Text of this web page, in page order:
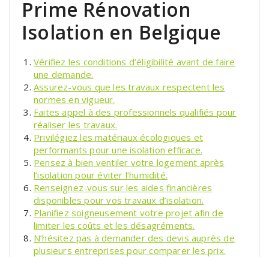
Prime Rénovation
Isolation en Belgique
Vérifiez les conditions d’éligibilité avant de faire
une demande.
Assurez-vous que les travaux respectent les
normes en vigueur.
Faites appel à des professionnels qualifiés pour
réaliser les travaux.
Privilégiez les matériaux écologiques et
performants pour une isolation efficace.
Pensez à bien ventiler votre logement après
l’isolation pour éviter l’humidité.
Renseignez-vous sur les aides financières
disponibles pour vos travaux d’isolation.
Planifiez soigneusement votre projet afin de
limiter les coûts et les désagréments.
N’hésitez pas à demander des devis auprès de
plusieurs entreprises pour comparer les prix.